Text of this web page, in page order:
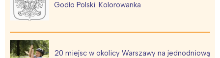
Godło Polski. Kolorowanka
20 miejsc w okolicy Warszawy na jednodniową